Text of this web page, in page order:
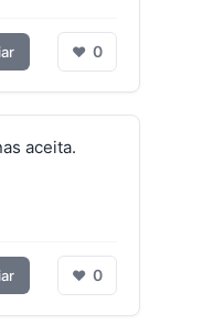
❤ 0
aceita.
❤ 0